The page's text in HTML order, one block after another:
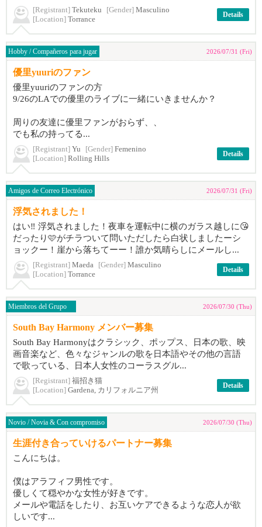
[Registrant] Tekuteku [Gender] Masculino
[Location] Torrance
Details
Hobby / Compañeros para jugar 2026/07/31 (Fri)
優里yuuriのファン
優里yuuriのファンの方
9/26のLAでの優里のライブに一緒にいきませんか？
周りの友達に優里ファンがおらず、、
でも私の持ってる...
[Registrant] Yu [Gender] Femenino
[Location] Rolling Hills
Details
Amigos de Correo Electrónico 2026/07/31 (Fri)
浮気されました！
はい‼︎ 浮気されました！夜車を運転中に横のガラス越しに😘
だったり🩷がチラついて問いただしたら白状しましたーシ
ョックー！崖から落ちてーー！誰か気晴らしにメールし...
[Registrant] Maeda [Gender] Masculino
[Location] Torrance
Details
Miembros del Grupo 2026/07/30 (Thu)
South Bay Harmony メンバー募集
South Bay Harmonyはクラシック、ポップス、日本の歌、映
画音楽など、色々なジャンルの歌を日本語やその他の言語
で歌っている、日本人女性のコーラスグル...
[Registrant] 福招き猫
[Location] Gardena, カリフォルニア州
Details
Novio / Novia & Con compromiso 2026/07/30 (Thu)
生涯付き合っていけるパートナー募集
こんにちは。
僕はアラフィフ男性です。
優しくて穏やかな女性が好きです。
メールや電話をしたり、お互いケアできるような恋人が欲
しいです...